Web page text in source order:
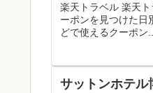
楽天トラベル 楽天
ーポンを見つけた日
どで使えるクーポン...
サットンホテル